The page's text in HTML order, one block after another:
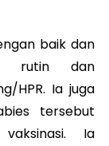
baik dan
rutin dan
HPR. Ia juga
tersebut
Ia